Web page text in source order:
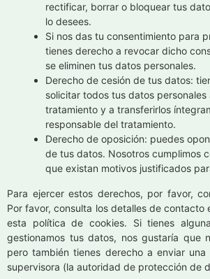
rectificar, borrar o bloquear tus
lo desees.
Si nos das tu consentimiento para
tienes derecho a revocar dicho
se eliminen tus datos personales.
Derecho de cesión de tus datos:
solicitar todos tus datos
tratamiento y a transferirlos
responsable del tratamiento.
Derecho de oposición: puedes
de tus datos. Nosotros cumplimos
que existan motivos justificados
Para ejercer estos derechos, por favor,
Por favor, consulta los detalles de contacto
esta política de cookies. Si tienes
gestionamos tus datos, nos gustaría que
pero también tienes derecho a enviar
supervisora (la autoridad de protección de